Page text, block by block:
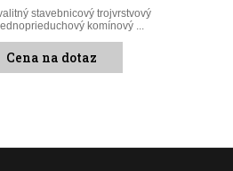
stavebnicový trojvrstvový
komínový ...
Cena na dotaz